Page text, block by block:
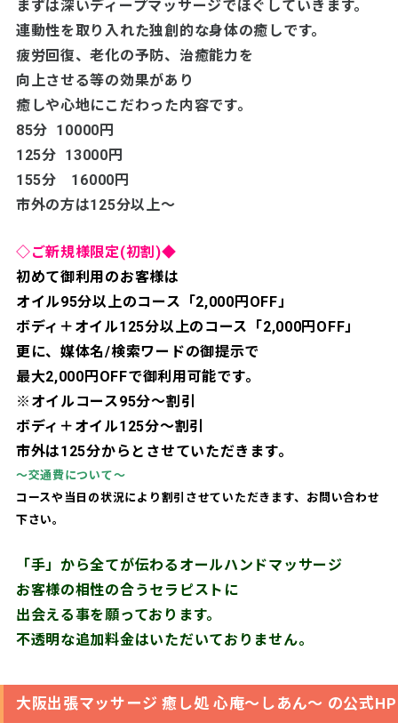
まずは深いディープマッサージでほぐしていきます。
連動性を取り入れた独創的な身体の癒しです。
疲労回復、老化の予防、治癒能力を
向上させる等の効果があり
癒しや心地にこだわった内容です。
85分 10000円
125分 13000円
155分 16000円
市外の方は125分以上～
◇ご新規様限定(初割)◆
初めて御利用のお客様は
オイル95分以上のコース「2,000円OFF」
ボディ＋オイル125分以上のコース「2,000円OFF」
更に、媒体名/検索ワードの御提示で
最大2,000円OFFで御利用可能です。
※オイルコース95分～割引
ボディ＋オイル125分～割引
市外は125分からとさせていただきます。
～交通費について～
コースや当日の状況により割引させていただきます、お問い合わせ
下さい。
「手」から全てが伝わるオールハンドマッサージ
お客様の相性の合うセラピストに
出会える事を願っております。
不透明な追加料金はいただいておりません。
大阪出張マッサージ 癒し処 心庵～しあん～ の公式HP